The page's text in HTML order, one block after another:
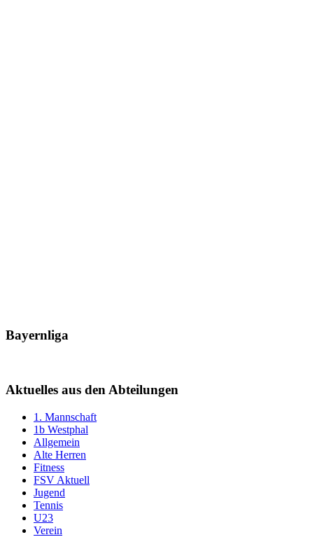
Bayernliga
Aktuelles aus den Abteilungen
1. Mannschaft
1b Westphal
Allgemein
Alte Herren
Fitness
FSV Aktuell
Jugend
Tennis
U23
Verein